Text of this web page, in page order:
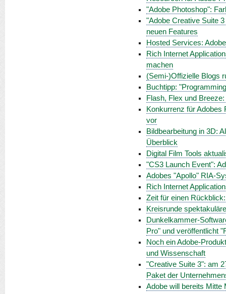
"Adobe Photoshop":
"Adobe Creative Suite
neuen Features
Hosted Services:
Rich Internet
machen
(Semi-)Offizielle Blogs
Buchtipp:
Flash, Flex und
Konkurrenz für Adobes
vor
Bildbearbeitung in 3D:
Überblick
Digital Film Tools
"CS3 Launch Event":
Adobes "Apollo" RIA-
Rich Internet
Zeit für einen
Kreisrunde
Dunkelkammer-
Pro" und veröffentlicht
Noch ein Adobe-
und Wissenschaft
"Creative Suite 3": am
Paket der
Adobe will bereits Mitte